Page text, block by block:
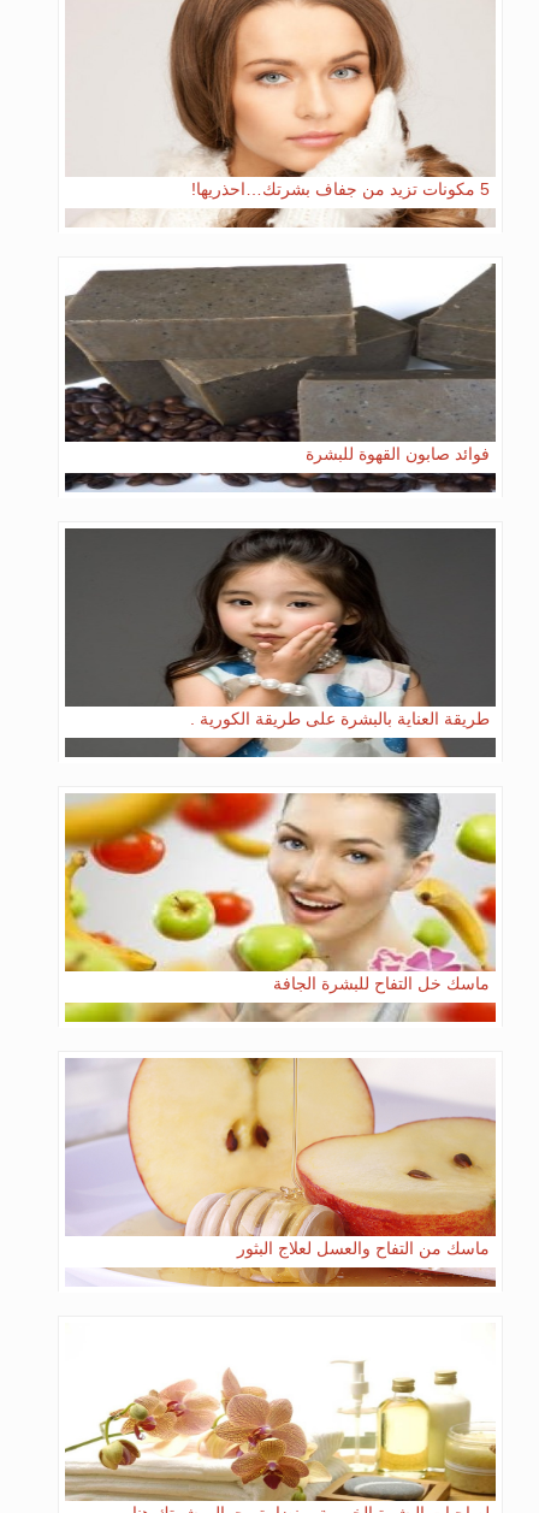
5 مكونات تزيد من جفاف بشرتك…احذريها!
فوائد صابون القهوة للبشرة
طريقة العناية بالبشرة على طريقة الكورية .
ماسك خل التفاح للبشرة الجافة
ماسك من التفاح والعسل لعلاج البثور